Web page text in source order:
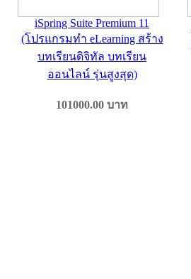
iSpring Suite Premium 11
(โปรแกรมทำ eLearning สร้าง
บทเรียนดิจิทัล บทเรียน
ออนไลน์ รุ่นสูงสุด)
101000.00 บาท